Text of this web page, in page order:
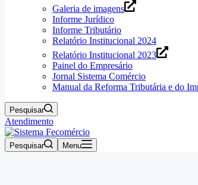
Galeria de imagens
Informe Jurídico
Informe Tributário
Relatório Institucional 2024
Relatório Institucional 2023
Painel do Empresário
Jornal Sistema Comércio
Manual da Reforma Tributária e do
Pesquisar
Atendimento
Pesquisar Menu